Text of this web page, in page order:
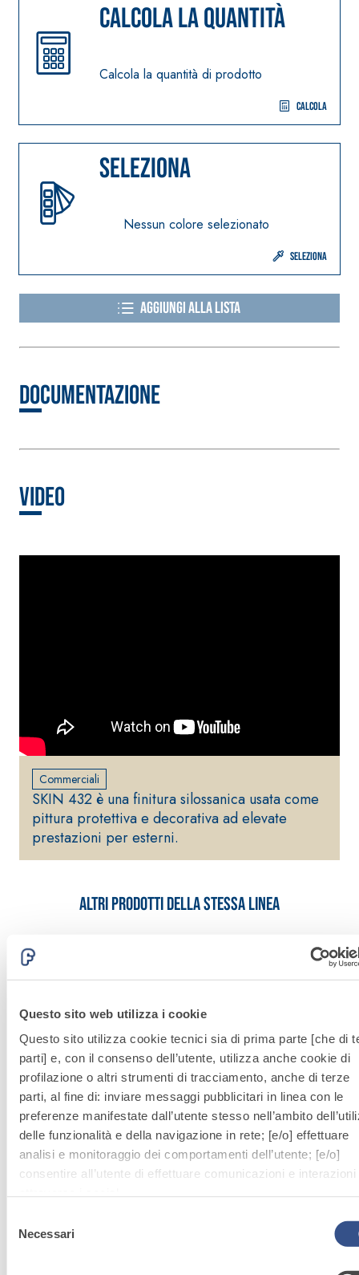
Questo sito web utilizza i cookie
Questo sito utilizza cookie tecnici sia di prima parte [che di
parti] e, con il consenso dell’utente, utilizza anche cookie di
profilazione o altri strumenti di tracciamento, anche di terze
parti, al fine di: inviare messaggi pubblicitari in linea con le
preferenze manifestate dall’utente stesso nell’ambito
delle funzionalità e della navigazione in rete; [e/o] effettuare
analisi e monitoraggio dei comportamenti dell’utente; [e/o]
consentire all’utente di effettuare comunicazioni e interazioni
all’uso di tutti i cookie non tecnici, inclusi quindi quelli di
profilazione, analitici e social. Il consenso è facoltativo e può
delNecessari
Calcola la quantità
Calcola la quantità di prodotto
Calcola
Seleziona
Nessun colore selezionato
Seleziona
Aggiungi alla lista
Documentazione
Video
Commerciali
SKIN 432 è una finitura silossanica usata come
pittura protettiva e decorativa ad elevate
prestazioni per esterni.
Altri prodotti della stessa linea
Sistema FASSACOLOUR® PITTURE
SPHAERA 001
strutture in
calcestruzzo
ISOLAMENTO
TERMICO
FASSATHERM
COLLANTI E RASANTI
Collante-rasante
alleggerito, fibrato,
con calce idraulica
naturale NHL 3,5 e
speciali inerti
alleggeriti